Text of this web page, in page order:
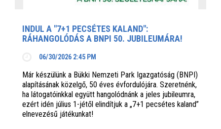
INDUL A "7+1 PECSÉTES KALAND":
RÁHANGOLÓDÁS A BNPI 50. JUBILEUMÁRA!
06/30/2026 2:45 PM
Már készülünk a Bükki Nemzeti Park Igazgatóság (BNPI)
alapításának közelgő, 50 éves évfordulójára. Szeretnénk,
ha látogatóinkkal együtt hangolódnánk a jeles jubileumra,
ezért idén július 1-jétől elindítjuk a „7+1 pecsétes kaland”
elnevezésű játékunkat!